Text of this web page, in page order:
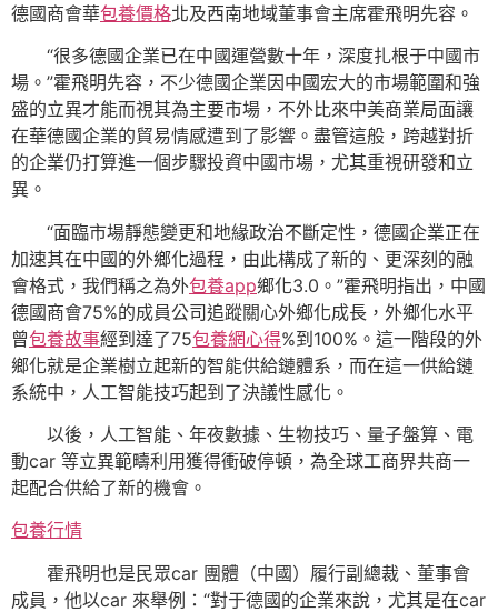
德國商會華包養價格北及西南地域董事會主席霍飛明先容。
“很多德國企業已在中國運營數十年，深度扎根于中國市
場。”霍飛明先容，不少德國企業因中國宏大的市場範圍和強
盛的立異才能而視其為主要市場，不外比來中美商業局面讓
在華德國企業的貿易情感遭到了影響。盡管這般，跨越對折
的企業仍打算進一個步驟投資中國市場，尤其重視研發和立
異。
“面臨市場靜態變更和地緣政治不斷定性，德國企業正在
加速其在中國的外鄉化過程，由此構成了新的、更深刻的融
會格式，我們稱之為外包養app鄉化3.0。”霍飛明指出，中國
德國商會75%的成員公司追蹤關心外鄉化成長，外鄉化水平
曾包養故事經到達了75包養網心得%到100%。這一階段的外
鄉化就是企業樹立起新的智能供給鏈體系，而在這一供給鏈
系統中，人工智能技巧起到了決議性感化。
以後，人工智能、年夜數據、生物技巧、量子盤算、電
動car 等立異範疇利用獲得衝破停頓，為全球工商界共商一
起配合供給了新的機會。
包養行情
霍飛明也是民眾car 團體（中國）履行副總裁、董事會
成員，他以car 來舉例：“對于德國的企業來說，尤其是在car